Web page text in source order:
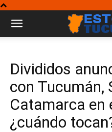
Divididos
con Tucumán,
Catamarca en
¿cuándo